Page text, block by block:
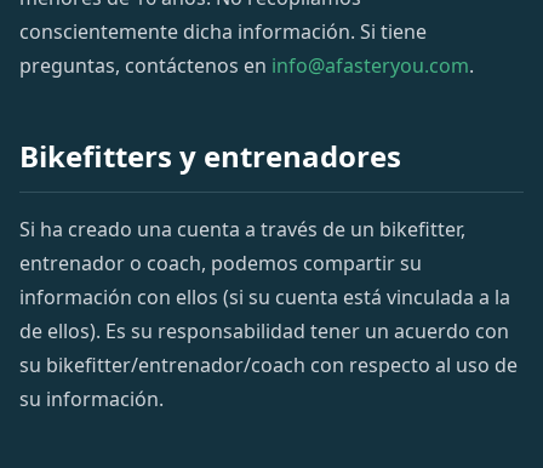
conscientemente dicha información. Si tiene
preguntas, contáctenos en info@afasteryou.com.
Bikefitters y entrenadores
Si ha creado una cuenta a través de un bikefitter,
entrenador o coach, podemos compartir su
información con ellos (si su cuenta está vinculada a la
de ellos). Es su responsabilidad tener un acuerdo con
su bikefitter/entrenador/coach con respecto al uso de
su información.